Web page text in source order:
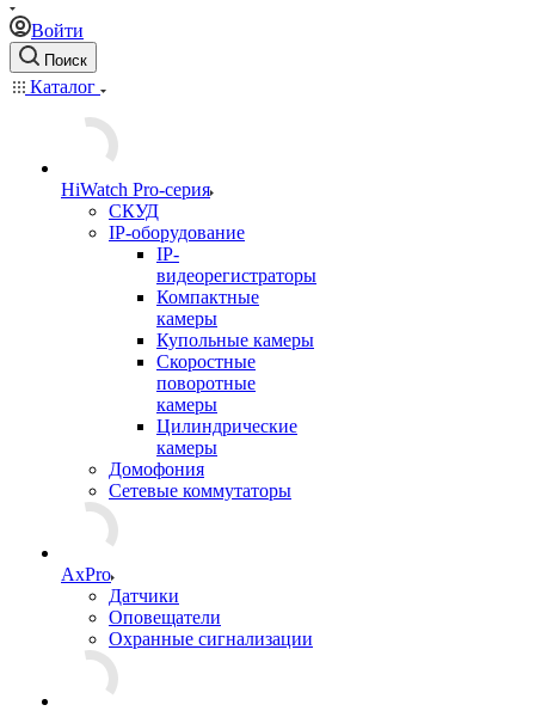
Войти
Поиск
Каталог
HiWatch Pro-серия
CКУД
IP-оборудование
IP-
видеорегистраторы
Компактные
камеры
Купольные камеры
Скоростные
поворотные
камеры
Цилиндрические
камеры
Домофония
Сетевые коммутаторы
AxPro
Датчики
Оповещатели
Охранные сигнализации